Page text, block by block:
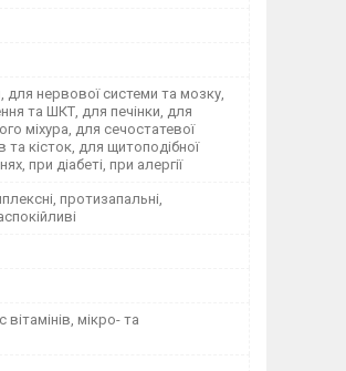
для нервової системи та мозку,
та ШКТ, для печінки, для
міхура, для сечостатевої
та кісток, для щитоподібної
при діабеті, при алергії
протизапальні,
мікро- та